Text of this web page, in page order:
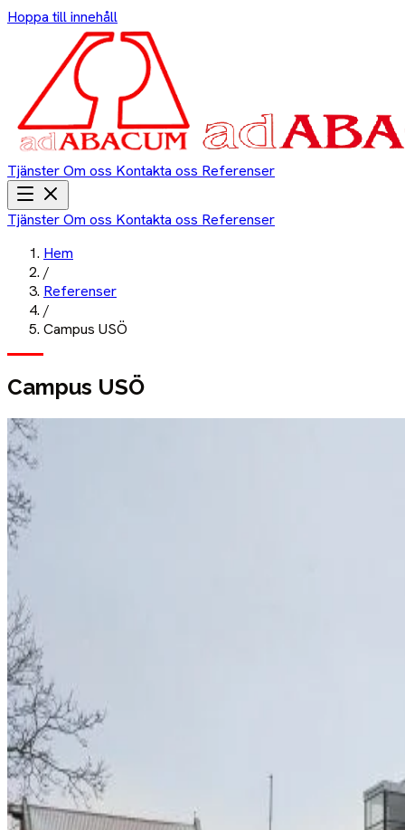
Hoppa till innehåll
TjänsterOm oss Kontakta oss Referenser
TjänsterOm oss Kontakta oss Referenser
Hem
/
Referenser
/
Campus USÖ
Campus USÖ